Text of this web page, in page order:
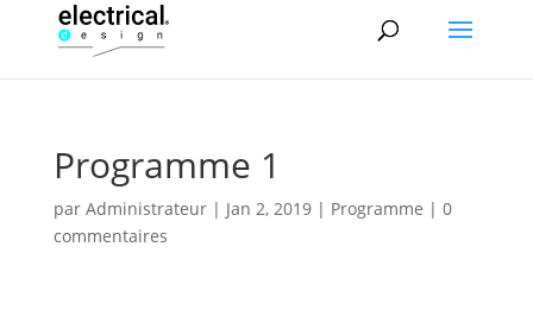
Programme 1
par Administrateur| Jan 2, 2019| Programme | 0
commentaires